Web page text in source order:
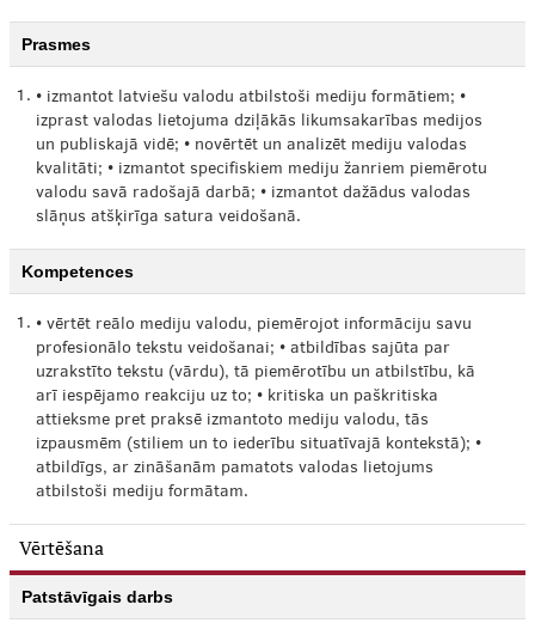
Prasmes
1. • izmantot latviešu valodu atbilstoši mediju formātiem; •
izprast valodas lietojuma dziļākās likumsakarības medijos
un publiskajā vidē; • novērtēt un analizēt mediju valodas
kvalitāti; • izmantot specifiskiem mediju žanriem piemērotu
valodu savā radošajā darbā; • izmantot dažādus valodas
slāņus atšķirīga satura veidošanā.
Kompetences
1. • vērtēt reālo mediju valodu, piemērojot informāciju savu
profesionālo tekstu veidošanai; • atbildības sajūta par
uzrakstīto tekstu (vārdu), tā piemērotību un atbilstību, kā
arī iespējamo reakciju uz to; • kritiska un paškritiska
attieksme pret praksē izmantoto mediju valodu, tās
izpausmēm (stiliem un to iederību situatīvajā kontekstā); •
atbildīgs, ar zināšanām pamatots valodas lietojums
atbilstoši mediju formātam.
Vērtēšana
Patstāvīgais darbs